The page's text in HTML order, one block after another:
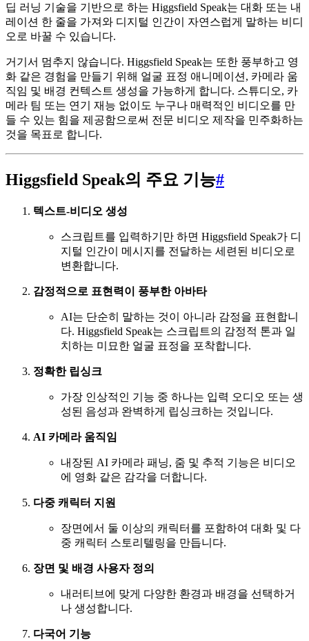
딥 러닝 기술을 기반으로 하는 Higgsfield Speak는 대화 또는 내
레이션 한 줄을 가져와 디지털 인간이 자연스럽게 말하는 비디
오로 바꿀 수 있습니다.
거기서 멈추지 않습니다. Higgsfield Speak는 또한 풍부하고 영
화 같은 경험을 만들기 위해 얼굴 표정 애니메이션, 카메라 움
직임 및 배경 컨텍스트 생성을 가능하게 합니다. 스튜디오, 카
메라 팀 또는 연기 재능 없이도 누구나 매력적인 비디오를 만
들 수 있는 힘을 제공함으로써 전문 비디오 제작을 민주화하는
것을 목표로 합니다.
Higgsfield Speak의 주요 기능#
텍스트-비디오 생성
스크립트를 입력하기만 하면 Higgsfield Speak가 디
지털 인간이 메시지를 전달하는 세련된 비디오로
변환합니다.
감정적으로 표현력이 풍부한 아바타
AI는 단순히 말하는 것이 아니라 감정을 표현합니
다. Higgsfield Speak는 스크립트의 감정적 톤과 일
치하는 미묘한 얼굴 표정을 포착합니다.
정확한 립싱크
가장 인상적인 기능 중 하나는 입력 오디오 또는 생
성된 음성과 완벽하게 립싱크하는 것입니다.
AI 카메라 움직임
내장된 AI 카메라 패닝, 줌 및 추적 기능은 비디오
에 영화 같은 감각을 더합니다.
다중 캐릭터 지원
장면에서 둘 이상의 캐릭터를 포함하여 대화 및 다
중 캐릭터 스토리텔링을 만듭니다.
장면 및 배경 사용자 정의
내러티브에 맞게 다양한 환경과 배경을 선택하거
나 생성합니다.
다국어 기능